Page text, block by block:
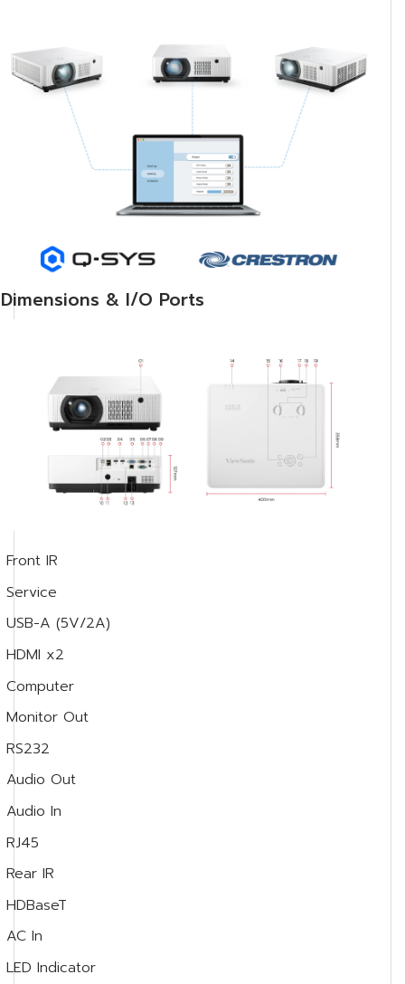
Dimensions & I/O Ports
Front IR
Service
USB-A (5V/2A)
HDMI x2
Computer
Monitor Out
RS232
Audio Out
Audio In
RJ45
Rear IR
HDBaseT
AC In
LED Indicator